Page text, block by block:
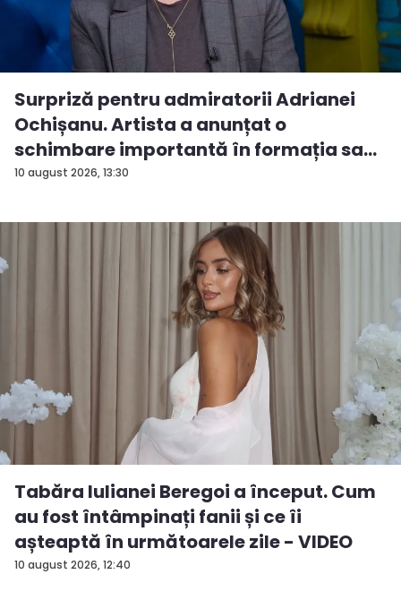
10 august 2026, 13:30
Surpriză pentru admiratorii Adrianei
Ochișanu. Artista a anunțat o
schimbare importantă în formația sa...
10 august 2026, 12:40
Tabăra Iulianei Beregoi a început. Cum
au fost întâmpinați fanii și ce îi
așteaptă în următoarele zile - VIDEO